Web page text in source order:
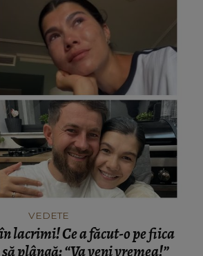
VEDETE
a făcut-o pe fiica
plângă: “Va veni vremea!”